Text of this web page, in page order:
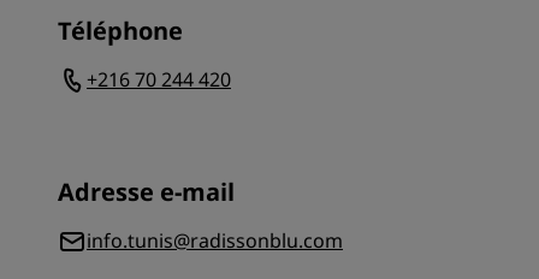
Téléphone
+216 70 244 420
Adresse e-mail
info.tunis@radissonblu.com